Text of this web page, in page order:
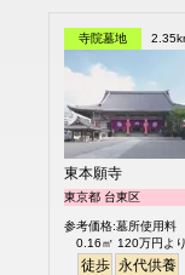
寺院墓地
東本願寺
東京都 台東区
参考価格:墓所使用料
0.16㎡ 120万円より
徒歩 永代供養